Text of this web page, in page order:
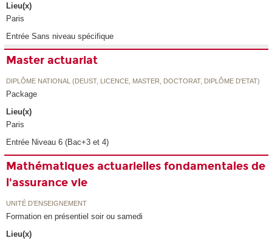
Lieu(x)
Paris
Entrée Sans niveau spécifique
Master actuariat
DIPLÔME NATIONAL (DEUST, LICENCE, MASTER, DOCTORAT, DIPLÔME D'ETAT)
Package
Lieu(x)
Paris
Entrée Niveau 6 (Bac+3 et 4)
Mathématiques actuarielles fondamentales de
l'assurance vie
UNITÉ D’ENSEIGNEMENT
Formation en présentiel soir ou samedi
Lieu(x)